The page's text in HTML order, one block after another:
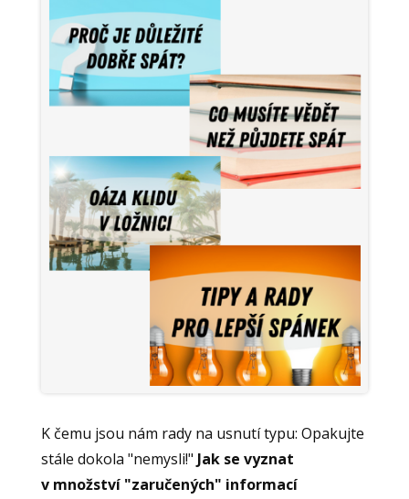
K čemu jsou nám rady na usnutí typu: Opakujte
stále dokola "nemysli!" Jak se vyznat
v množství "zaručených" informací